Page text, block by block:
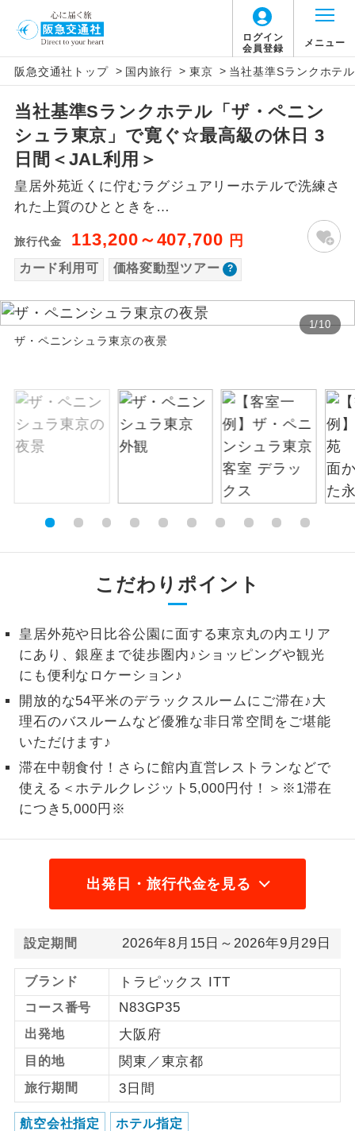
ログイン
会員登録
メニュー
阪急交通社トップ > 国内旅行 > 東京 > 当社基準Sランクホテ
当社基準Sランクホテル「ザ・ペニン
シュラ東京」で寛ぐ☆最高級の休日 3
日間＜JAL利用＞
皇居外苑近くに佇むラグジュアリーホテルで洗練さ
れた上質のひとときを…
旅行代金 113,200～407,700 円
カード利用可 価格変動型ツアー
1/10
ザ・ペニンシュラ東京の夜景
こだわりポイント
皇居外苑や日比谷公園に面する東京丸の内エリア
にあり、銀座まで徒歩圏内♪ショッピングや観光
にも便利なロケーション♪
開放的な54平米のデラックスルームにご滞在♪大
理石のバスルームなど優雅な非日常空間をご堪能
いただけます♪
滞在中朝食付！さらに館内直営レストランなどで
使える＜ホテルクレジット5,000円付！＞※1滞在
につき5,000円※
出発日・旅行代金を見る
設定期間 2026年8月15日～2026年9月29日
ブランド トラピックス ITT
コース番号 N83GP35
出発地 大阪府
目的地 関東／東京都
旅行期間 3日間
航空会社指定 ホテル指定
アイコン 説明
添乗員同行
往路出発空港（駅）から復路到着空港
（駅）まで同行します。
現地添乗員同
行
現地到着空港（駅）から最終日出発空港
（駅）まで添乗員が同行します。
バスガイド乗
務
バスガイドが乗務し、車内での観光案内
があります。
世界遺産
ユネスコに登録されている文化遺産や自
然遺産を訪ねるコースです。
絶景スポットに立ち寄るコースです。
温泉 温泉地にも宿泊するコースです。
ご宿泊ホテルに露天風呂が付いていま
大浴場 ご宿泊ホテルに大浴場が付いています。
全食事付き
事の心配はいりません。（機内食を除
く）
お部屋食
お部屋にてゆっくりとお召し上がりいた
だけます。
トラベルイヤ
ホン
周りの音を気にせず、ガイドさんの説明
をじっくり聞くことができます。
1名様催行
2名様催行
2名様から出発可能な個人型プランで
おひとり様参
おひとり様限定でご参加いただけるコー
スです。
ご夫婦限定でご参加いただけるコースで
す。
女性限定
女性限定でご参加いただけるコースで
年齢制限あり
ご参加にあたり年齢に制限があるコース
です。
航空会社指定
利用航空会社が指定なので、ご出発の計
画にとても便利です。
「価格変動型ツアー」に関するご案内
価格変動型ツアーとは
航空会社が設定する「個人包括旅行運
賃」を利用したツアーです。
お申し込み時期・ご利用便の空席状況に
以下の注意事項をあらかじめご了承いただき
ますようお願いいたします。
お支払いについて
ります。
お申し込みの最後にクレジットカード決済を
していただき、決済手続き完了をもちまし
て、ご旅行の契約が成立となります。
ご予約方法について
ウェブ限定コースとなりますので、コールセ
ンター及びカウンターでのお申し込みはでき